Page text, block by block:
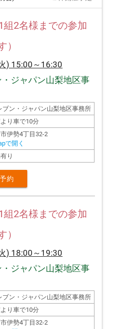
組2名様までの参加
）
) 15:00～16:30
ジャパン山梨地区事
ブン・ジャパン山梨地区事務所
り車で10分
伊勢4丁目32-2
で開く
り
約
組2名様までの参加
）
) 18:00～19:30
ジャパン山梨地区事
ブン・ジャパン山梨地区事務所
り車で10分
伊勢4丁目32-2